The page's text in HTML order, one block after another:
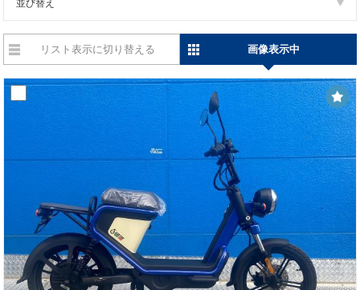
並び替え
リスト表示に切り替える 画像表示中